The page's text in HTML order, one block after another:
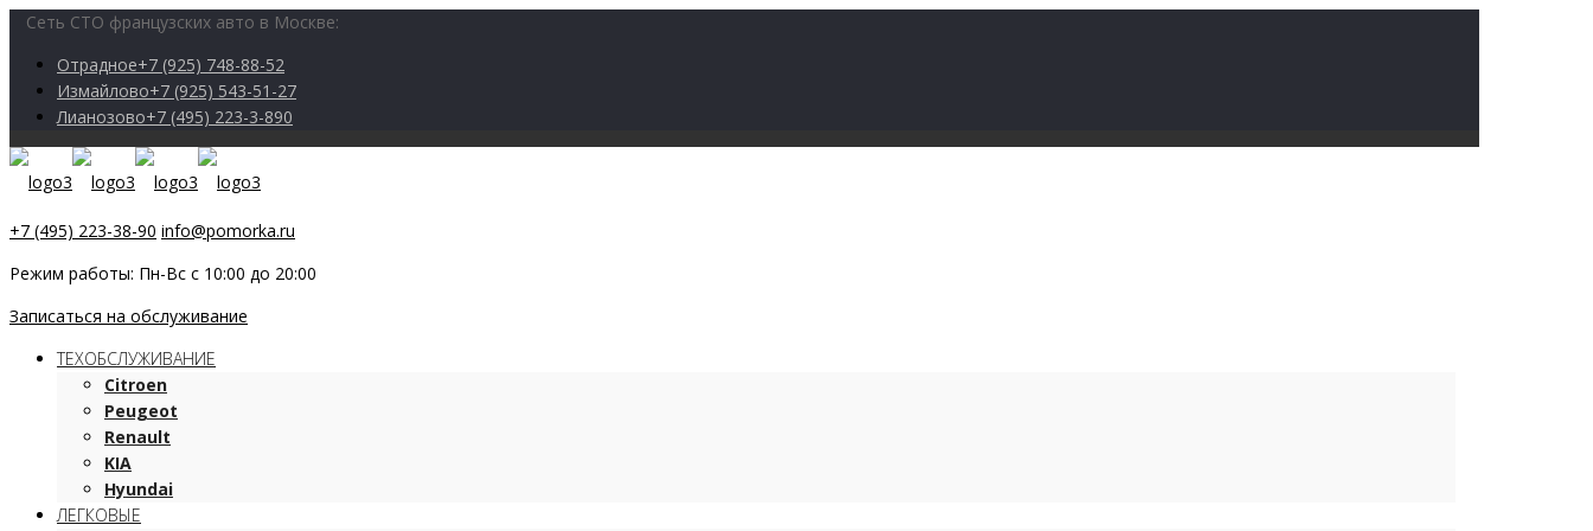
Сеть СТО французских авто в Москве:
Отрадное+7 (925) 748-88-52
Измайлово+7 (925) 543-51-27
Лианозово+7 (495) 223-3-890
+7 (495) 223-38-90 info@pomorka.ru
Режим работы: Пн-Вс с 10:00 до 20:00
Записаться на обслуживание
ТЕХОБСЛУЖИВАНИЕ
Citroen
Peugeot
Renault
KIA
Hyundai
ЛЕГКОВЫЕ